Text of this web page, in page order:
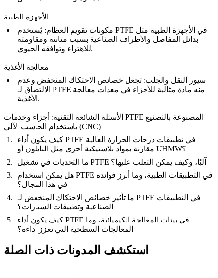
الأجهزة الطبية
مكونات تقويم العظام: يُستخدم PTFE في الأجهزة الطبية مثل
بدائل المفاصل والأطراف الصناعية بسبب متانته ومقاومته
للاهتراء وتوافقه الحيوي.
معالجة الأغذية
سيور النقل والجلب: تجعل خصائص الاحتكاك المنخفض وعدم
الالتصاق لـ PTFE منه مادة مثالية للأجزاء في معدات معالجة
الأغذية.
الأسئلة الشائعة التقنية: أجزاء وخدمات PTFE المصنوعة بالتصنيع
باستخدام الحاسب الآلي (CNC)
كيف يكون أداء PTFE في تطبيقات درجات الحرارة العالية
مقارنة بمواد بلاستيكية أخرى مثل النايلون أو UHMW؟
ما التحديات في تشغيل PTFE آليًا، وكيف يمكن التغلب عليها؟
هل يمكن استخدام PTFE في التطبيقات الطبية، وما أبرز فوائده
في هذا المجال؟
ما تأثير خصائص الاحتكاك المنخفض لـ PTFE في التطبيقات
الصناعية وتطبيقات السيارات؟
كيف يكون أداء PTFE في بيئات المعالجة الكيميائية، وما
المعالجات السطحية التي تعزز أداءه؟
استكشف المدونات ذات الصلة